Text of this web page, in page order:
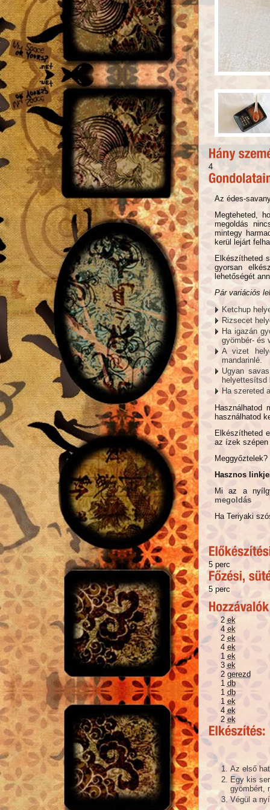
4
Az édes-
Megteheted,
megoldás
mintegy
kerül lejárt
Elkészítheted
gyorsan
lehetőségét
Pár variációs
Ketchup
Rizsecet
Ha igazán
gyömbér- és
A vizet
mandarinlé.
Ugyan
helyettesítsd
Ha szereted
Használhatod
használhatod
Elkészítheted
az ízek szépen
Meggyőztelek?
Hasznos
Mi az a
megoldás
Ha Teriyaki
5 perc
5 perc
2ek
4 ek
2 ek
4 ek
1 ek
3 ek
2 gerezd
1 db
1 db
1 ek
4 ek
2 ek
Az első
Egy kis
gyömbért,
Végül a